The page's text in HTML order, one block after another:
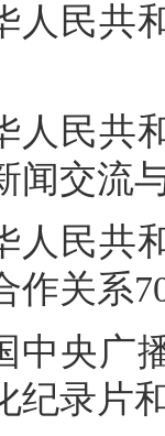
人民
人民
闻交流
人民
作关系
中央
纪录片